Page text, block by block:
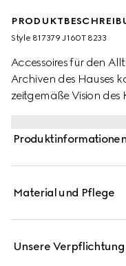
Style ‎817379 J160T 8233
Accessoires für den
Archiven des Hauses
zeitgemäße Vision des
Produktinformationen
Material und Pflege
Unsere Verpflichtung